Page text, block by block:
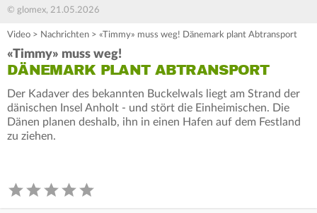
© glomex, 21.05.2026
Video > Nachrichten > «Timmy» muss weg! Dänemark plant Abtransport
«Timmy» muss weg!
DÄNEMARK PLANT ABTRANSPORT
Der Kadaver des bekannten Buckelwals liegt am Strand der
dänischen Insel Anholt - und stört die Einheimischen. Die
Dänen planen deshalb, ihn in einen Hafen auf dem Festland
zu ziehen.